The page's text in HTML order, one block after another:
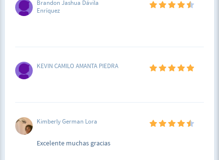
Brandon Jashua Dávila
Enríquez
KEVIN CAMILO AMANTA PIEDRA
Kimberly German Lora
Excelente muchas gracias